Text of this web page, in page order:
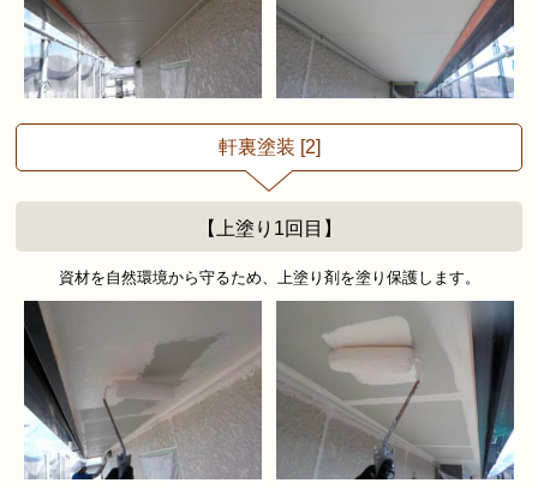
軒裏塗装 [2]
【上塗り1回目】
資材を自然環境から守るため、上塗り剤を塗り保護します。